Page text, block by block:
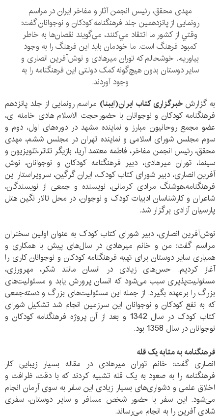
مهدی محقق، رئیس انجمن آثار و مفاخر ایران در مراسم
رونمایی از پانزدهمین جلد فرهنگنامه کودکان و نوجوانان گفت:
وقتي از كشور ما اتتقاد مي‌كنند، می‌گویند نقصان‌ها به خاطر
کمبود فرهنگ است. ما خودمان باید این فرهنگ را به وجود
بیاوریم. خوشحالم که توران میرهادی و نوش‌آفرین انصاری و
سایر دوستان بدون هیچ‌گونه کمک دولتی این فرهنگنامه را به
وجود آوردند.
به گزارشخبرگزاری کتاب ایران(ایبنا) مراسم رونمایی از جلد پانزدهم
فرهنگنامه کودکان و نوجوانان با حضورحجت الاسلام هادی خامنه ای،
عضو مجمع روحانیون مبارز و نماینده مشهد در دوره‌های اول، دوم و
سوم مجلس شورای اسلامی و نماینده تهران در مجلس ششم، مهدی
محقق، رئیس انجمن مفاخر، فاطمه معتمد آریا، بازیگر تئاتر،تلویزیون و
سینما، توران میرهادی، دبیر فرهنگنامه کودکان و نوجوانان، نوش
آفرین انصاری، دبیر شورای کتاب کودک، ایران گرگین، سرویراستار این
فرهنگنامه،هوشنگ مرادی کرمانی، نویسنده و جمعی از نویسندگان،
شاعران و کارشناسان ادبیات کودک و نوجوان، در محل تالار نگین هتل
پارسیان آزادی برگزار شد.
نوش‌آفرین انصاری، دبیر شورای کتاب کودک به عنوان اولین سخنران
مراسم گفت: من و خانم میرهادی در سال‌های پیش با همکاری و
همیاری سایر دوستان برای تهیه فرهنگنامه کودکان و نوجوانان کاری را
آغاز کردیم. حس‌های زیادی در انسان مانند شکر، مهرورزی،
مسئولیت‌پذیری سبب می‌شود که انسان پرورش یابد و مسئولیت‌های
بزرگ را برعهده بگیرد. از جمله این مسئولیت‌های بزرگ و دسته‌جمعی
که به نفع کودکان و نوجوانان این سرزمین انجام شد تشکیل شورای
کتاب کودک در سال 1342 و بعد از آن پروژه فرهنگنامه کودکان و
نوجوانان در سال 1358 بود.
فرهنگنامه به مثابه یک قله
انصاری گفت: خانم توران میرهادی در مقاله بسیار زیبایی کار
فرهنگنامه را به صعود به یک قله تشبیه کردند که با دقت، ظرافت و
اخلاق علمی و دشواری‌های بسیار زیادی این سفر به سوی آرمان انجام
می‌شود. این سفر با حضور شخص مسافر و سایر دوستان، سفری
شادی آفرین را به انجام می‌رساند.